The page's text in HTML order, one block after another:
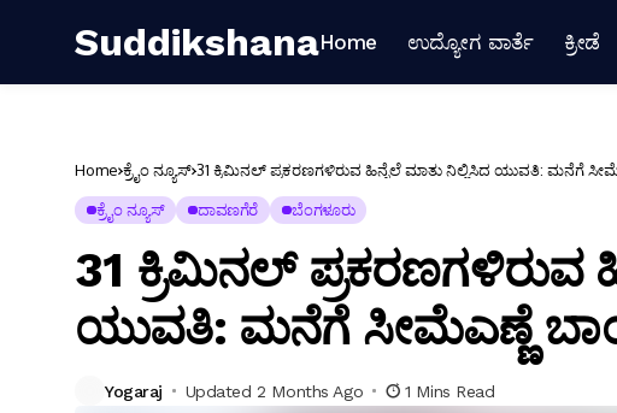
SuddikshanaHome ಉದ್ಯೋಗ ವಾರ್ತೆ ಕ್ರೀಡೆ
Home ಕ್ರೈಂ ನ್ಯೂಸ್ 31 ಕ್ರಿಮಿನಲ್ ಪ್ರಕರಣಗಳಿರುವ ಹಿನ್ನೆಲೆ ಮಾತು ನಿಲ್ಲಿಸಿದ ಯುವತಿ: ಮನೆಗೆ
ಕ್ರೈಂ ನ್ಯೂಸ್ ದಾವಣಗೆರೆ ಬೆಂಗಳೂರು
31 ಕ್ರಿಮಿನಲ್ ಪ್ರಕರಣಗಳಿರುವ
ಯುವತಿ: ಮನೆಗೆ ಸೀಮೆಎಣ್ಣೆ
Yogaraj Updated 2 Months Ago 1 Mins Read